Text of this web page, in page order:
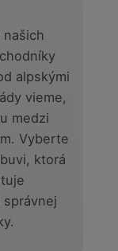
alpskými
vieme,
medzi
Vyberte
ktorá